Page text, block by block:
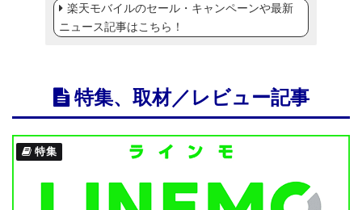
楽天モバイルのセール・キャンペーンや最新
ニュース記事はこちら！
特集、取材／レビュー記事
特集